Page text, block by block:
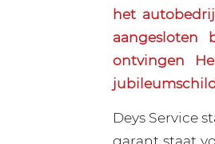
het
aangesloten
ontvingen
Deys Service